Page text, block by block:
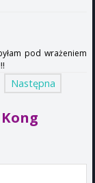
pod wrażeniem
Następna